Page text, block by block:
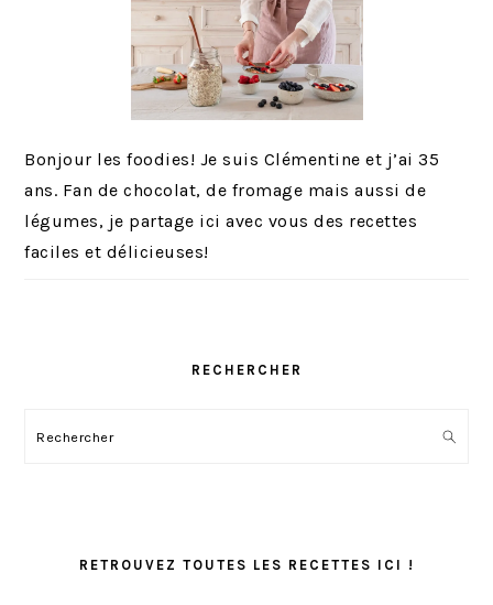
Bonjour les foodies! Je suis Clémentine et j’ai 35
ans. Fan de chocolat, de fromage mais aussi de
légumes, je partage ici avec vous des recettes
faciles et délicieuses!
RECHERCHER
Rechercher
RETROUVEZ TOUTES LES RECETTES ICI !